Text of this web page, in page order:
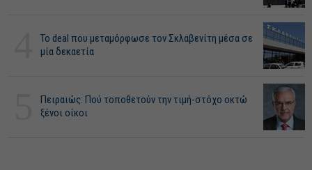
Το deal που μεταμόρφωσε τον Σκλαβενίτη μέσα σε
μία δεκαετία
Πειραιώς: Πού τοποθετούν την τιμή-στόχο οκτώ
ξένοι οίκοι